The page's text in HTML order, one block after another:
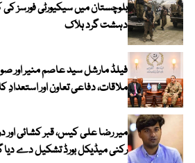
دہشت گرد ہلاک
فیلڈ مارشل سید عاصم منیر اور
ملاقات، دفاعی تعاون اور استعدادِ
رکنی میڈیکل بورڈ تشکیل دے دیا